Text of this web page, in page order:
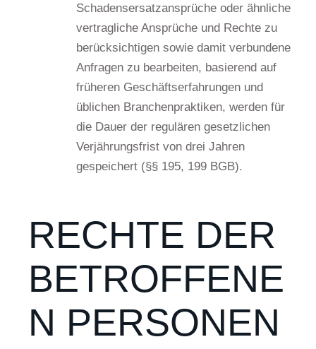
Schadensersatzansprüche oder ähnliche
vertragliche Ansprüche und Rechte zu
berücksichtigen sowie damit verbundene
Anfragen zu bearbeiten, basierend auf
früheren Geschäftserfahrungen und
üblichen Branchenpraktiken, werden für
die Dauer der regulären gesetzlichen
Verjährungsfrist von drei Jahren
gespeichert (§§ 195, 199 BGB).
RECHTE DER
BETROFFENE
N PERSONEN